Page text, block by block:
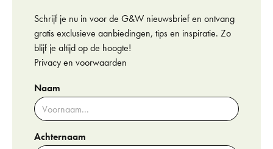
Schrijf je nu in voor de G&W nieuwsbrief en ontvang
gratis exclusieve aanbiedingen, tips en inspiratie. Zo
blijf je altijd op de hoogte!
Privacy en voorwaarden
Naam
Achternaam